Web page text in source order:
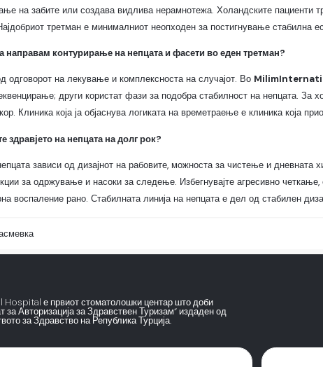
на забите или создава видлива нерамнотежа. Холандските пациенти
третман е минималниот неопходен за постигнување стабилна
контурирање на непцата и фасети во еден третман?
одговорот на лекување и комплексноста на случајот. Во
други користат фази за подобра стабилност на непцата. За
Клиника која ја објаснува логиката на времетраење е клиника која
на непцата на долг рок?
зависи од дизајнот на рабовите, можноста за чистење и дневната
за одржување и насоки за следење. Избегнувајте агресивно
воспаление рано. Стабилната линија на непцата е дел од стабилен
Hospital е првиот стоматолошки центар што доби
за Авторизација за Здравствен Туризам“ издаден од
за Здравство на Република Турција.